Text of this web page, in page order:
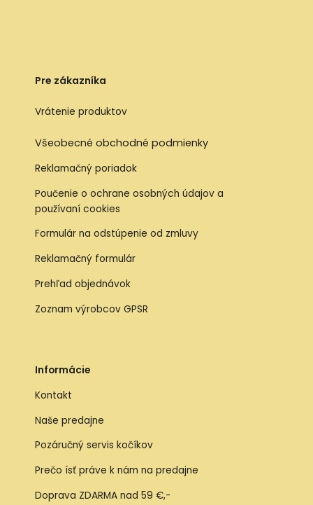
Pre zákazníka
Vrátenie produktov
Všeobecné obchodné podmienky
Reklamačný poriadok
Poučenie o ochrane osobných údajov a
používaní cookies
Formulár na odstúpenie od zmluvy
Reklamačný formulár
Prehľad objednávok
Zoznam výrobcov GPSR
Informácie
Kontakt
Naše predajne
Pozáručný servis kočíkov
Prečo ísť práve k nám na predajne
Doprava ZDARMA nad 59 €,-